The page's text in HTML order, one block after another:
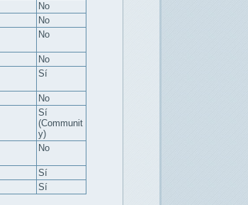
No
No
No
No
Sí
No
Sí
(Communit
y)
No
Sí
Sí